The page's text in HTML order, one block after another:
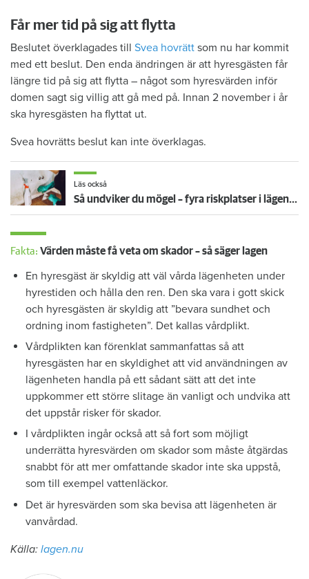
Får mer tid på sig att flytta
Beslutet överklagades till Svea hovrätt som nu har kommit
med ett beslut. Den enda ändringen är att hyresgästen får
längre tid på sig att flytta – något som hyresvärden inför
domen sagt sig villig att gå med på. Innan 2 november i år
ska hyresgästen ha flyttat ut.
Svea hovrätts beslut kan inte överklagas.
Läs också
Så undviker du mögel – fyra riskplatser i lägenheten: ”Måste städa bort”
Fakta: Värden måste få veta om skador – så säger lagen
En hyresgäst är skyldig att väl vårda lägenheten under
hyrestiden och hålla den ren. Den ska vara i gott skick
och hyresgästen är skyldig att ”bevara sundhet och
ordning inom fastigheten”. Det kallas vårdplikt.
Vårdplikten kan förenklat sammanfattas så att
hyresgästen har en skyldighet att vid användningen av
lägenheten handla på ett sådant sätt att det inte
uppkommer ett större slitage än vanligt och undvika att
det uppstår risker för skador.
I vårdplikten ingår också att så fort som möjligt
underrätta hyresvärden om skador som måste åtgärdas
snabbt för att mer omfattande skador inte ska uppstå,
som till exempel vattenläckor.
Det är hyresvärden som ska bevisa att lägenheten är
vanvårdad.
Källa: lagen.nu